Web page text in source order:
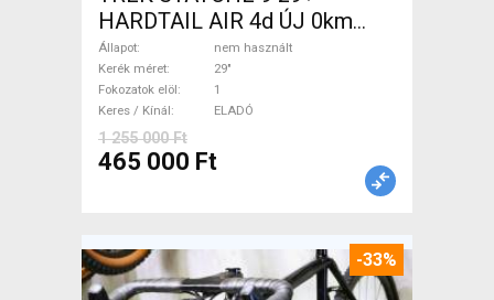
HARDTAIL AIR 4d ÚJ 0km
M/L Mountain Bike 29" elöl
teleszkópos nem használt
ELADÓ
Állapot
nem használt
Kerék méret
29"
Fokozatok elöl
1
Keres / Kínál
ELADÓ
1 255 000 Ft
465 000 Ft
-33%